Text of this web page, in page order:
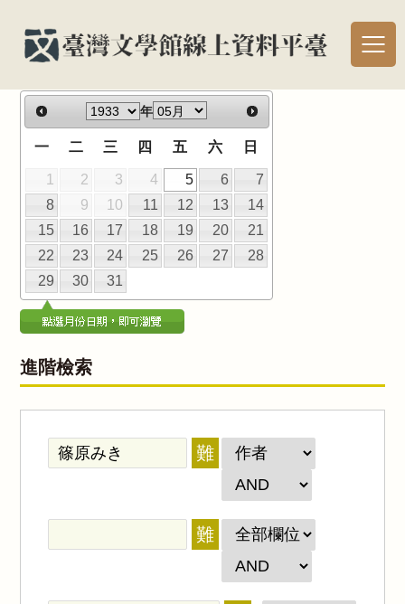
年
一 二 三 四 五 六 日
1 2 3 4 5 6
7
8
9 10 11 12 13
14
15
16 17 18 19 20
21
22
23 24 25 26 27
28
29
30 31
進階檢索
難
難